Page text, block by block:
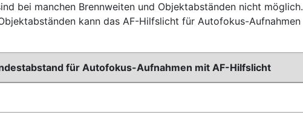
bei manchen Brennweiten und Objektabständen nicht möglich.
kann das AF-Hilfslicht für Autofokus-Aufnahmen
für Autofokus-Aufnahmen mit AF-Hilfslicht